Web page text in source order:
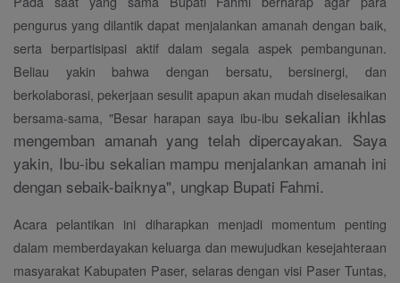
pengurus yang dilantik dapat menjalankan amanah dengan baik,
serta berpartisipasi aktif dalam segala aspek pembangunan.
Beliau yakin bahwa dengan bersatu, bersinergi, dan
berkolaborasi, pekerjaan sesulit apapun akan mudah diselesaikan
bersama-sama, "Besar harapan saya ibu-ibu sekalian ikhlas
mengemban amanah yang telah dipercayakan. Saya
yakin, Ibu-ibu sekalian mampu menjalankan amanah ini
dengan sebaik-baiknya", ungkap Bupati Fahmi.
Acara pelantikan ini diharapkan menjadi momentum penting
dalam memberdayakan keluarga dan mewujudkan kesejahteraan
masyarakat Kabupaten Paser, selaras dengan visi Paser Tuntas,